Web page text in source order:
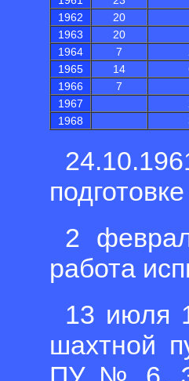
1962
20
1963
20
1964
7
1965
14
1966
7
1967
1968
2
работа
13 июля
шахтной